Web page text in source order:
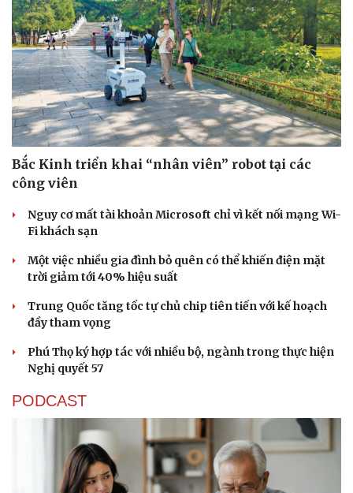
Bắc Kinh triển khai “nhân viên” robot tại các
công viên
Nguy cơ mất tài khoản Microsoft chỉ vì kết nối mạng Wi-
Fi khách sạn
Một việc nhiều gia đình bỏ quên có thể khiến điện mặt
trời giảm tới 40% hiệu suất
Trung Quốc tăng tốc tự chủ chip tiên tiến với kế hoạch
đầy tham vọng
Phú Thọ ký hợp tác với nhiều bộ, ngành trong thực hiện
Nghị quyết 57
PODCAST